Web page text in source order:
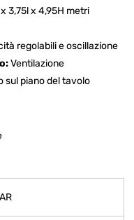
3,75l x 4,95H metri
regolabili e oscillazione
Ventilazione
sul piano del tavolo